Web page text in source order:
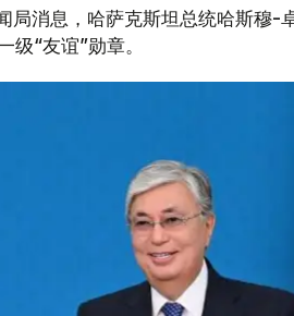
消息，哈萨克斯坦总统哈斯穆-
级“友谊”勋章。